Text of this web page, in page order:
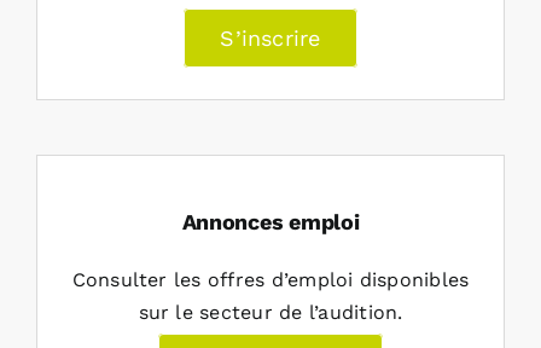
S’inscrire
Annonces emploi
Consulter les offres d’emploi disponibles
sur le secteur de l’audition.